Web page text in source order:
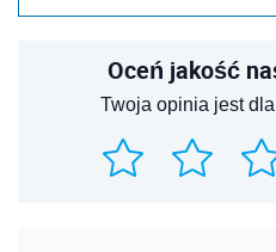
Oceń jakość
Twoja opinia jest